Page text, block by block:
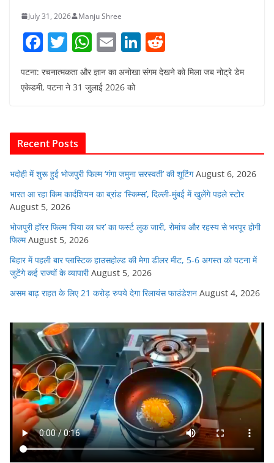
July 31, 2026 Manju Shree
F
c
o
o
k
T
itt
W
at
p
E
m
ai
Li
n
k
e
d
पटना: रचनात्मकता और ज्ञान का अनोखा संगम देखने को मिला जब नोट्रे डेम
एकेडमी, पटना ने 31 जुलाई 2026 को
Recent Posts
भदोही में शुरू हुई भोजपुरी फिल्म ‘गंगा जमुना सरस्वती’ की शूटिंग August 6, 2026
भारत आ रहा किम कार्दशियन का ब्रांड ‘स्किम्स’, दिल्ली-मुंबई में खुलेंगे पहले स्टोर
August 5, 2026
भोजपुरी हॉरर फिल्म ‘पिया का घर’ का फर्स्ट लुक जारी, रोमांच और रहस्य से भरपूर होगी
फिल्म August 5, 2026
बिहार में पहली बार प्लास्टिक हाउसहोल्ड की मेगा डीलर मीट, 5-6 अगस्त को पटना में
जुटेंगे कई राज्यों के व्यापारी August 5, 2026
असम बाढ़ राहत के लिए 21 करोड़ रुपये देगा रिलायंस फाउंडेशन August 4, 2026